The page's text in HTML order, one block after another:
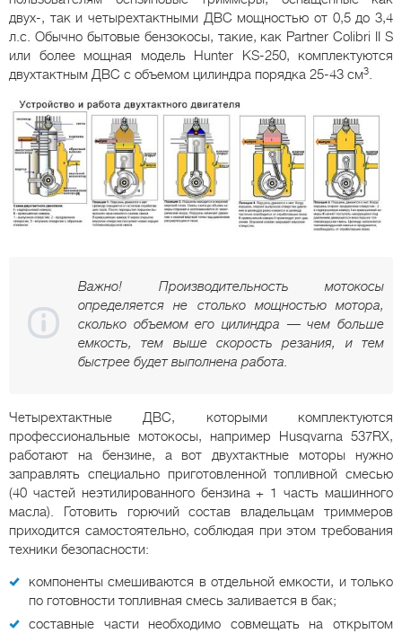
двух-, так и четырехтактными ДВС мощностью от 0,5 до 3,4
л.с. Обычно бытовые бензокосы, такие, как Partner Colibri II S
или более мощная модель Hunter KS-250, комплектуются
двухтактным ДВС с объемом цилиндра порядка 25-43 см3.
Важно! Производительность мотокосы
определяется не столько мощностью мотора,
сколько объемом его цилиндра — чем больше
емкость, тем выше скорость резания, и тем
быстрее будет выполнена работа.
Четырехтактные ДВС, которыми комплектуются
профессиональные мотокосы, например Husqvarna 537RX,
работают на бензине, а вот двухтактные моторы нужно
заправлять специально приготовленной топливной смесью
(40 частей неэтилированного бензина + 1 часть машинного
масла). Готовить горючий состав владельцам триммеров
приходится самостоятельно, соблюдая при этом требования
техники безопасности:
компоненты смешиваются в отдельной емкости, и только
по готовности топливная смесь заливается в бак;
составные части необходимо совмещать на открытом